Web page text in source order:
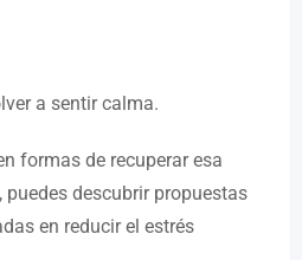
a sentir calma.
formas de recuperar esa
descubrir propuestas
en reducir el estrés